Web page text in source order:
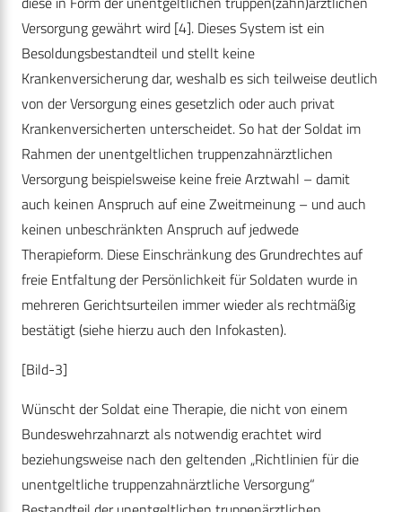
Versorgung gewährt wird [4]. Dieses System ist ein
Besoldungsbestandteil und stellt keine
Krankenversicherung dar, weshalb es sich teilweise deutlich
von der Versorgung eines gesetzlich oder auch privat
Krankenversicherten unterscheidet. So hat der Soldat im
Rahmen der unentgeltlichen truppenzahnärztlichen
Versorgung beispielsweise keine freie Arztwahl – damit
auch keinen Anspruch auf eine Zweitmeinung – und auch
keinen unbeschränkten Anspruch auf jedwede
Therapieform. Diese Einschränkung des Grundrechtes auf
freie Entfaltung der Persönlichkeit für Soldaten wurde in
mehreren Gerichtsurteilen immer wieder als rechtmäßig
bestätigt (siehe hierzu auch den Infokasten).
[Bild-3]
Wünscht der Soldat eine Therapie, die nicht von einem
Bundeswehrzahnarzt als notwendig erachtet wird
beziehungsweise nach den geltenden „Richtlinien für die
unentgeltliche truppenzahnärztliche Versorgung“